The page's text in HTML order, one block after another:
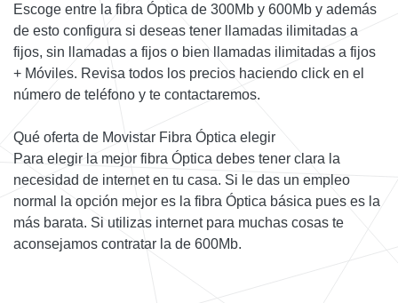
Escoge entre la fibra Óptica de 300Mb y 600Mb y además
de esto configura si deseas tener llamadas ilimitadas a
fijos, sin llamadas a fijos o bien llamadas ilimitadas a fijos
+ Móviles. Revisa todos los precios haciendo click en el
número de teléfono y te contactaremos.
Qué oferta de Movistar Fibra Óptica elegir
Para elegir la mejor fibra Óptica debes tener clara la
necesidad de internet en tu casa. Si le das un empleo
normal la opción mejor es la fibra Óptica básica pues es la
más barata. Si utilizas internet para muchas cosas te
aconsejamos contratar la de 600Mb.